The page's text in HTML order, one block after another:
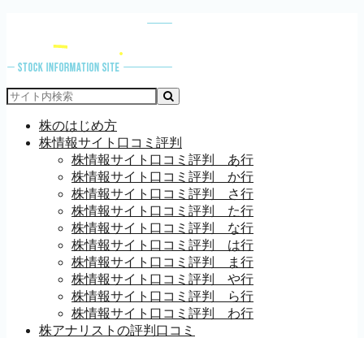
株のはじめ方
株情報サイト口コミ評判
株情報サイト口コミ評判 あ行
株情報サイト口コミ評判 か行
株情報サイト口コミ評判 さ行
株情報サイト口コミ評判 た行
株情報サイト口コミ評判 な行
株情報サイト口コミ評判 は行
株情報サイト口コミ評判 ま行
株情報サイト口コミ評判 や行
株情報サイト口コミ評判 ら行
株情報サイト口コミ評判 わ行
株アナリストの評判口コミ